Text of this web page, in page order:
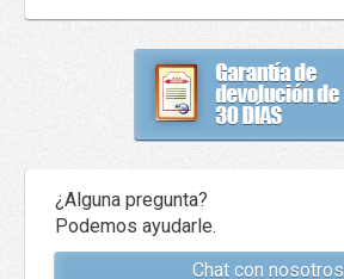
¿Alguna pregunta?
Podemos ayudarle.
Chat con nosotros